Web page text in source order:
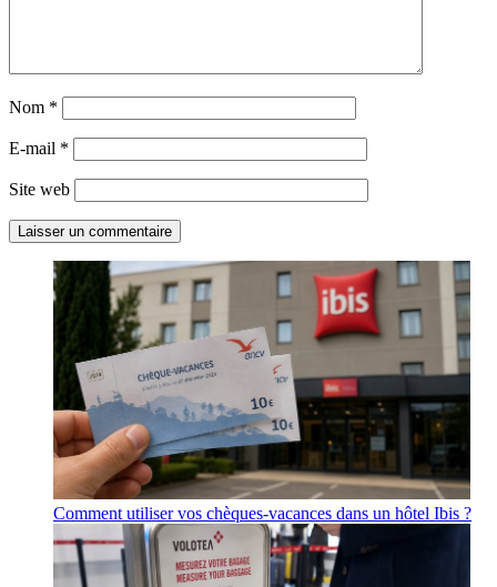
Nom *
E-mail *
Site web
Comment utiliser vos chèques-vacances dans un hôtel Ibis ?